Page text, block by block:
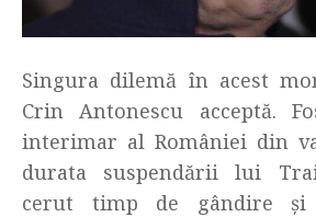
Singura dilemă în acest
Crin Antonescu acceptă.
interimar al României din
durata suspendării lui
cerut timp de gândire